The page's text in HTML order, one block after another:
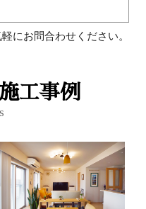
にお問合わせください。
工事例